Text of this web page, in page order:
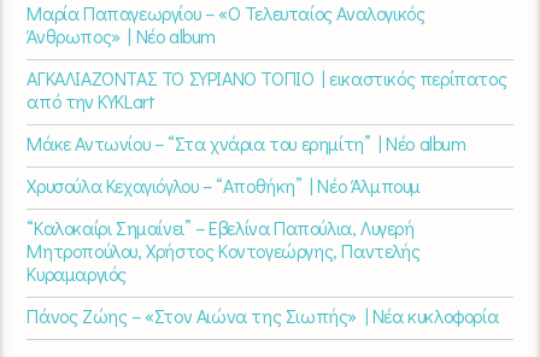
Μαρία Παπαγεωργίου – «Ο Τελευταίος Αναλογικός
Άνθρωπος» | Νέο album
ΑΓΚΑΛΙΑΖΟΝΤΑΣ ΤΟ ΣΥΡΙΑΝΟ ΤΟΠΙΟ | εικαστικός περίπατος
από την KYKLart
Μάκε Αντωνίου – “Στα χνάρια του ερημίτη” | Νέο album
Χρυσούλα Κεχαγιόγλου – “Αποθήκη” | Νέο Άλμπουμ
“Καλοκαίρι Σημαίνει” – Εβελίνα Παπούλια, Λυγερή
Μητροπούλου, Χρήστος Κοντογεώργης, Παντελής
Κυραμαργιός
Πάνος Ζώης – «Στον Αιώνα της Σιωπής» | Νέα κυκλοφορία